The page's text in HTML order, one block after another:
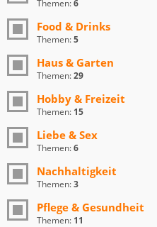
Themen:6
Food & Drinks
Themen:5
Haus & Garten
Themen:29
Hobby & Freizeit
Themen: 15
Liebe & Sex
Themen:6
Nachhaltigkeit
Themen:3
Pflege & Gesundheit
Themen: 11